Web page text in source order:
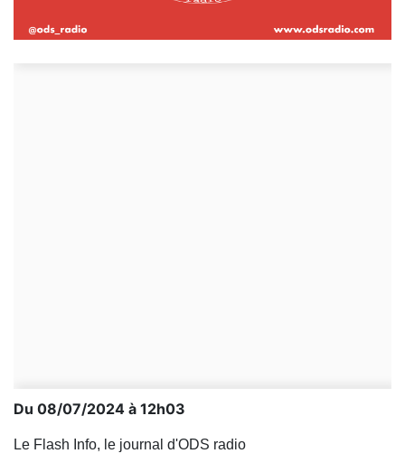
Du 08/07/2024 à 12h03
Le Flash Info, le journal d'ODS radio